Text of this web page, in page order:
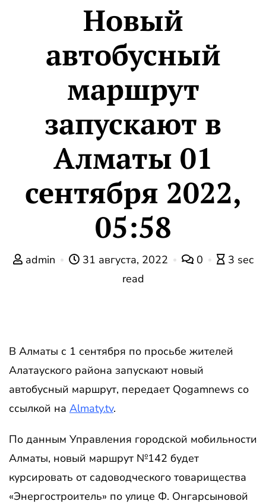
Новый
автобусный
маршрут
запускают в
Алматы 01
сентября 2022,
05:58
admin 31 августа, 2022 0
3 sec
read
В Алматы с 1 сентября по просьбе жителей
Алатауского района запускают новый
автобусный маршрут, передает Qogamnews со
ссылкой на Almaty.tv.
По данным Управления городской мобильности
Алматы, новый маршрут №142 будет
курсировать от садоводческого товарищества
«Энергостроитель» по улице Ф. Онгарсыновой